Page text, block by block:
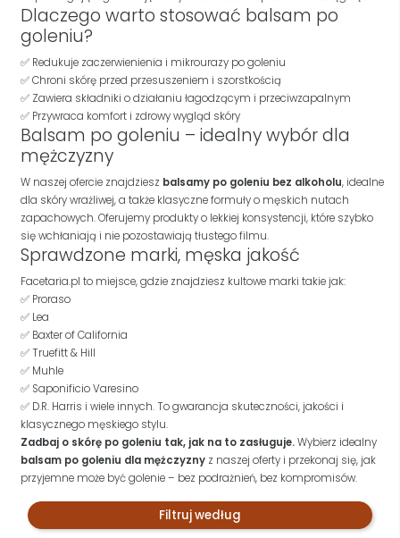
Dlaczego warto stosować balsam po
goleniu?
✅ Redukuje zaczerwienienia i mikrourazy po goleniu
✅ Chroni skórę przed przesuszeniem i szorstkością
✅ Zawiera składniki o działaniu łagodzącym i przeciwzapalnym
✅ Przywraca komfort i zdrowy wygląd skóry
Balsam po goleniu – idealny wybór dla
mężczyzny
W naszej ofercie znajdziesz balsamy po goleniu bez alkoholu, idealne
dla skóry wrażliwej, a także klasyczne formuły o męskich nutach
zapachowych. Oferujemy produkty o lekkiej konsystencji, które szybko
się wchłaniają i nie pozostawiają tłustego filmu.
Sprawdzone marki, męska jakość
Facetaria.pl to miejsce, gdzie znajdziesz kultowe marki takie jak:
✅ Proraso
✅ Lea
✅ Baxter of California
✅ Truefitt & Hill
✅ Muhle
✅ Saponificio Varesino
✅ D.R. Harris i wiele innych. To gwarancja skuteczności, jakości i
klasycznego męskiego stylu.
Zadbaj o skórę po goleniu tak, jak na to zasługuje.Wybierz idealny
balsam po goleniu dla mężczyzny z naszej oferty i przekonaj się, jak
przyjemne może być golenie – bez podrażnień, bez kompromisów.
Filtruj według